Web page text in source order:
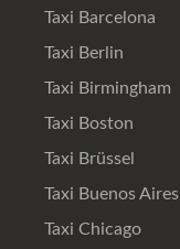
Taxi Barcelona
Taxi Berlin
Taxi Birmingham
Taxi Boston
Taxi Brüssel
Taxi Buenos Aires
Taxi Chicago